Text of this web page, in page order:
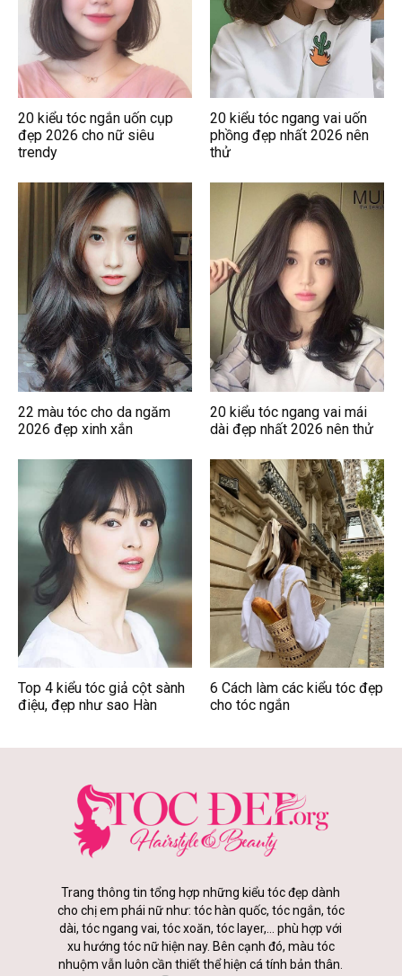
20 kiểu tóc ngắn uốn cụp
đẹp 2026 cho nữ siêu
trendy
20 kiểu tóc ngang vai uốn
phồng đẹp nhất 2026 nên
thử
22 màu tóc cho da ngăm
2026 đẹp xinh xắn
20 kiểu tóc ngang vai mái
dài đẹp nhất 2026 nên thử
Top 4 kiểu tóc giả cột sành
điệu, đẹp như sao Hàn
6 Cách làm các kiểu tóc đẹp
cho tóc ngắn
Trang thông tin tổng hợp những kiểu tóc đẹp dành
cho chị em phái nữ như: tóc hàn quốc, tóc ngắn, tóc
dài, tóc ngang vai, tóc xoăn, tóc layer,... phù hợp với
xu hướng tóc nữ hiện nay. Bên cạnh đó, màu tóc
nhuộm vẫn luôn cần thiết thể hiện cá tính bản thân.